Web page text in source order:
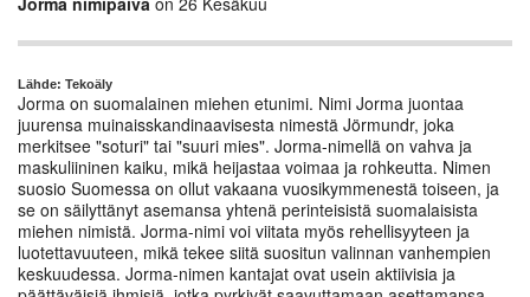
Lähde: Tekoäly
Jorma on suomalainen miehen etunimi. Nimi Jorma juontaa
juurensa muinaisskandinaavisesta nimestä Jörmundr, joka
merkitsee "soturi" tai "suuri mies". Jorma-nimellä on vahva ja
maskuliininen kaiku, mikä heijastaa voimaa ja rohkeutta. Nimen
suosio Suomessa on ollut vakaana vuosikymmenestä toiseen, ja
se on säilyttänyt asemansa yhtenä perinteisistä suomalaisista
miehen nimistä. Jorma-nimi voi viitata myös rehellisyyteen ja
luotettavuuteen, mikä tekee siitä suositun valinnan vanhempien
keskuudessa. Jorma-nimen kantajat ovat usein aktiivisia ja